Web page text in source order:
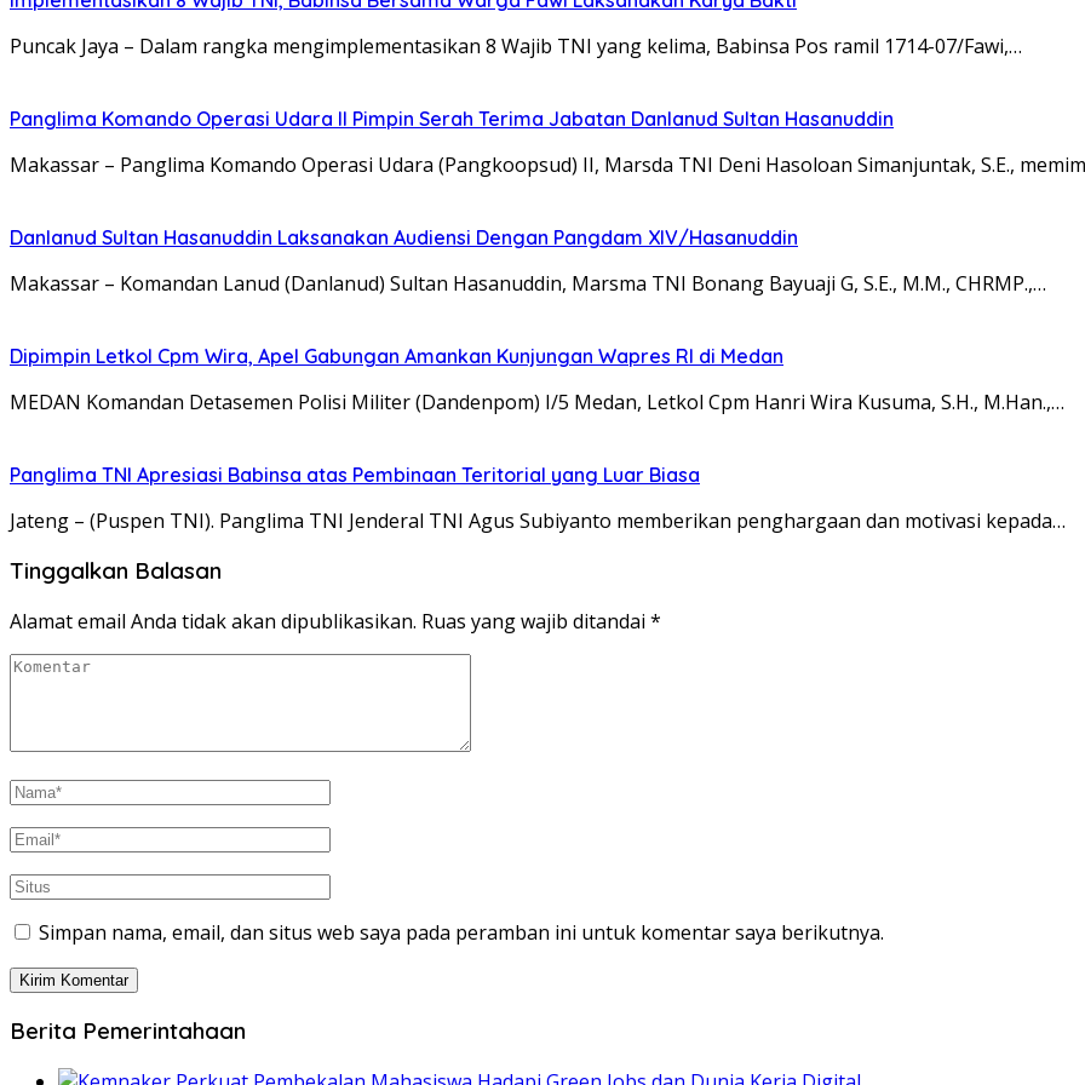
Puncak Jaya – Dalam rangka mengimplementasikan 8 Wajib TNI yang kelima, Babinsa Pos ramil 1714-07/Fawi,…
Panglima Komando Operasi Udara II Pimpin Serah Terima Jabatan Danlanud Sultan Hasanuddin
Makassar – Panglima Komando Operasi Udara (Pangkoopsud) II, Marsda TNI Deni Hasoloan Simanjuntak, S.E.,
Danlanud Sultan Hasanuddin Laksanakan Audiensi Dengan Pangdam XIV/Hasanuddin
Makassar – Komandan Lanud (Danlanud) Sultan Hasanuddin, Marsma TNI Bonang Bayuaji G, S.E., M.M., CHRMP.,…
Dipimpin Letkol Cpm Wira, Apel Gabungan Amankan Kunjungan Wapres RI di Medan
MEDAN Komandan Detasemen Polisi Militer (Dandenpom) I/5 Medan, Letkol Cpm Hanri Wira Kusuma, S.H., M.Han.,…
Panglima TNI Apresiasi Babinsa atas Pembinaan Teritorial yang Luar Biasa
Jateng – (Puspen TNI). Panglima TNI Jenderal TNI Agus Subiyanto memberikan penghargaan dan motivasi kepada…
Tinggalkan Balasan
Alamat email Anda tidak akan dipublikasikan. Ruas yang wajib ditandai *
Simpan nama, email, dan situs web saya pada peramban ini untuk komentar saya berikutnya.
Berita Pemerintahaan